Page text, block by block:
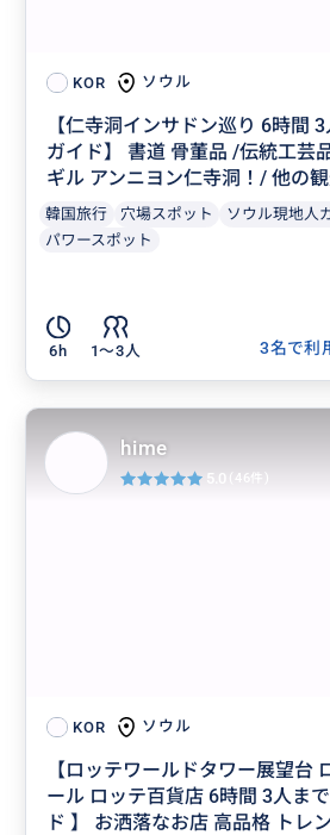
KOR ソウル
【仁寺洞インサドン巡り 6時間
ガイド】 書道 骨董品 /伝統工芸
ギル アンニヨン仁寺洞！/ 他の
韓国旅行 穴場スポット
ソウル現地人
パワースポット
6h 1〜3人
3名で利
KOR ソウル
【ロッテワールドタワー展望台
ール ロッテ百貨店 6時間 3人ま
ド 】 お洒落なお店 高品格 トレ
hime
5.0 (46件)